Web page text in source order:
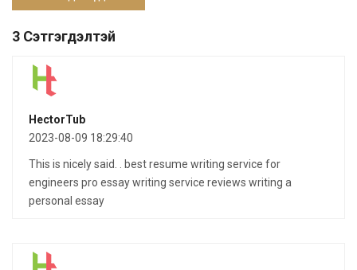
3 Сэтгэгдэлтэй
HectorTub
2023-08-09 18:29:40
This is nicely said. . best resume writing service for
engineers pro essay writing service reviews writing a
personal essay